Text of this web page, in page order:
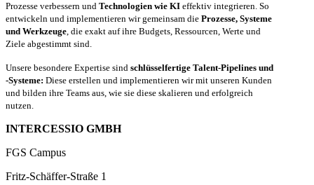
Prozesse verbessern und Technologien wie KI effektiv integrieren. So
entwickeln und implementieren wir gemeinsam die Prozesse, Systeme
und Werkzeuge, die exakt auf ihre Budgets, Ressourcen, Werte und
Ziele abgestimmt sind.
Unsere besondere Expertise sind schlüsselfertige Talent-Pipelines und
-Systeme: Diese erstellen und implementieren wir mit unseren Kunden
und bilden ihre Teams aus, wie sie diese skalieren und erfolgreich
nutzen.
INTERCESSIO GMBH
FGS Campus
Fritz-Schäffer-Straße 1